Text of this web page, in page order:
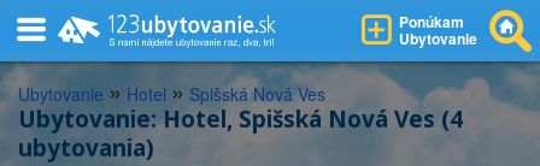
Ponúkam
Ubytovanie
Ubytovanie » Hotel » Spišská Nová Ves
Ubytovanie: Hotel, Spišská Nová Ves (4
ubytovania)